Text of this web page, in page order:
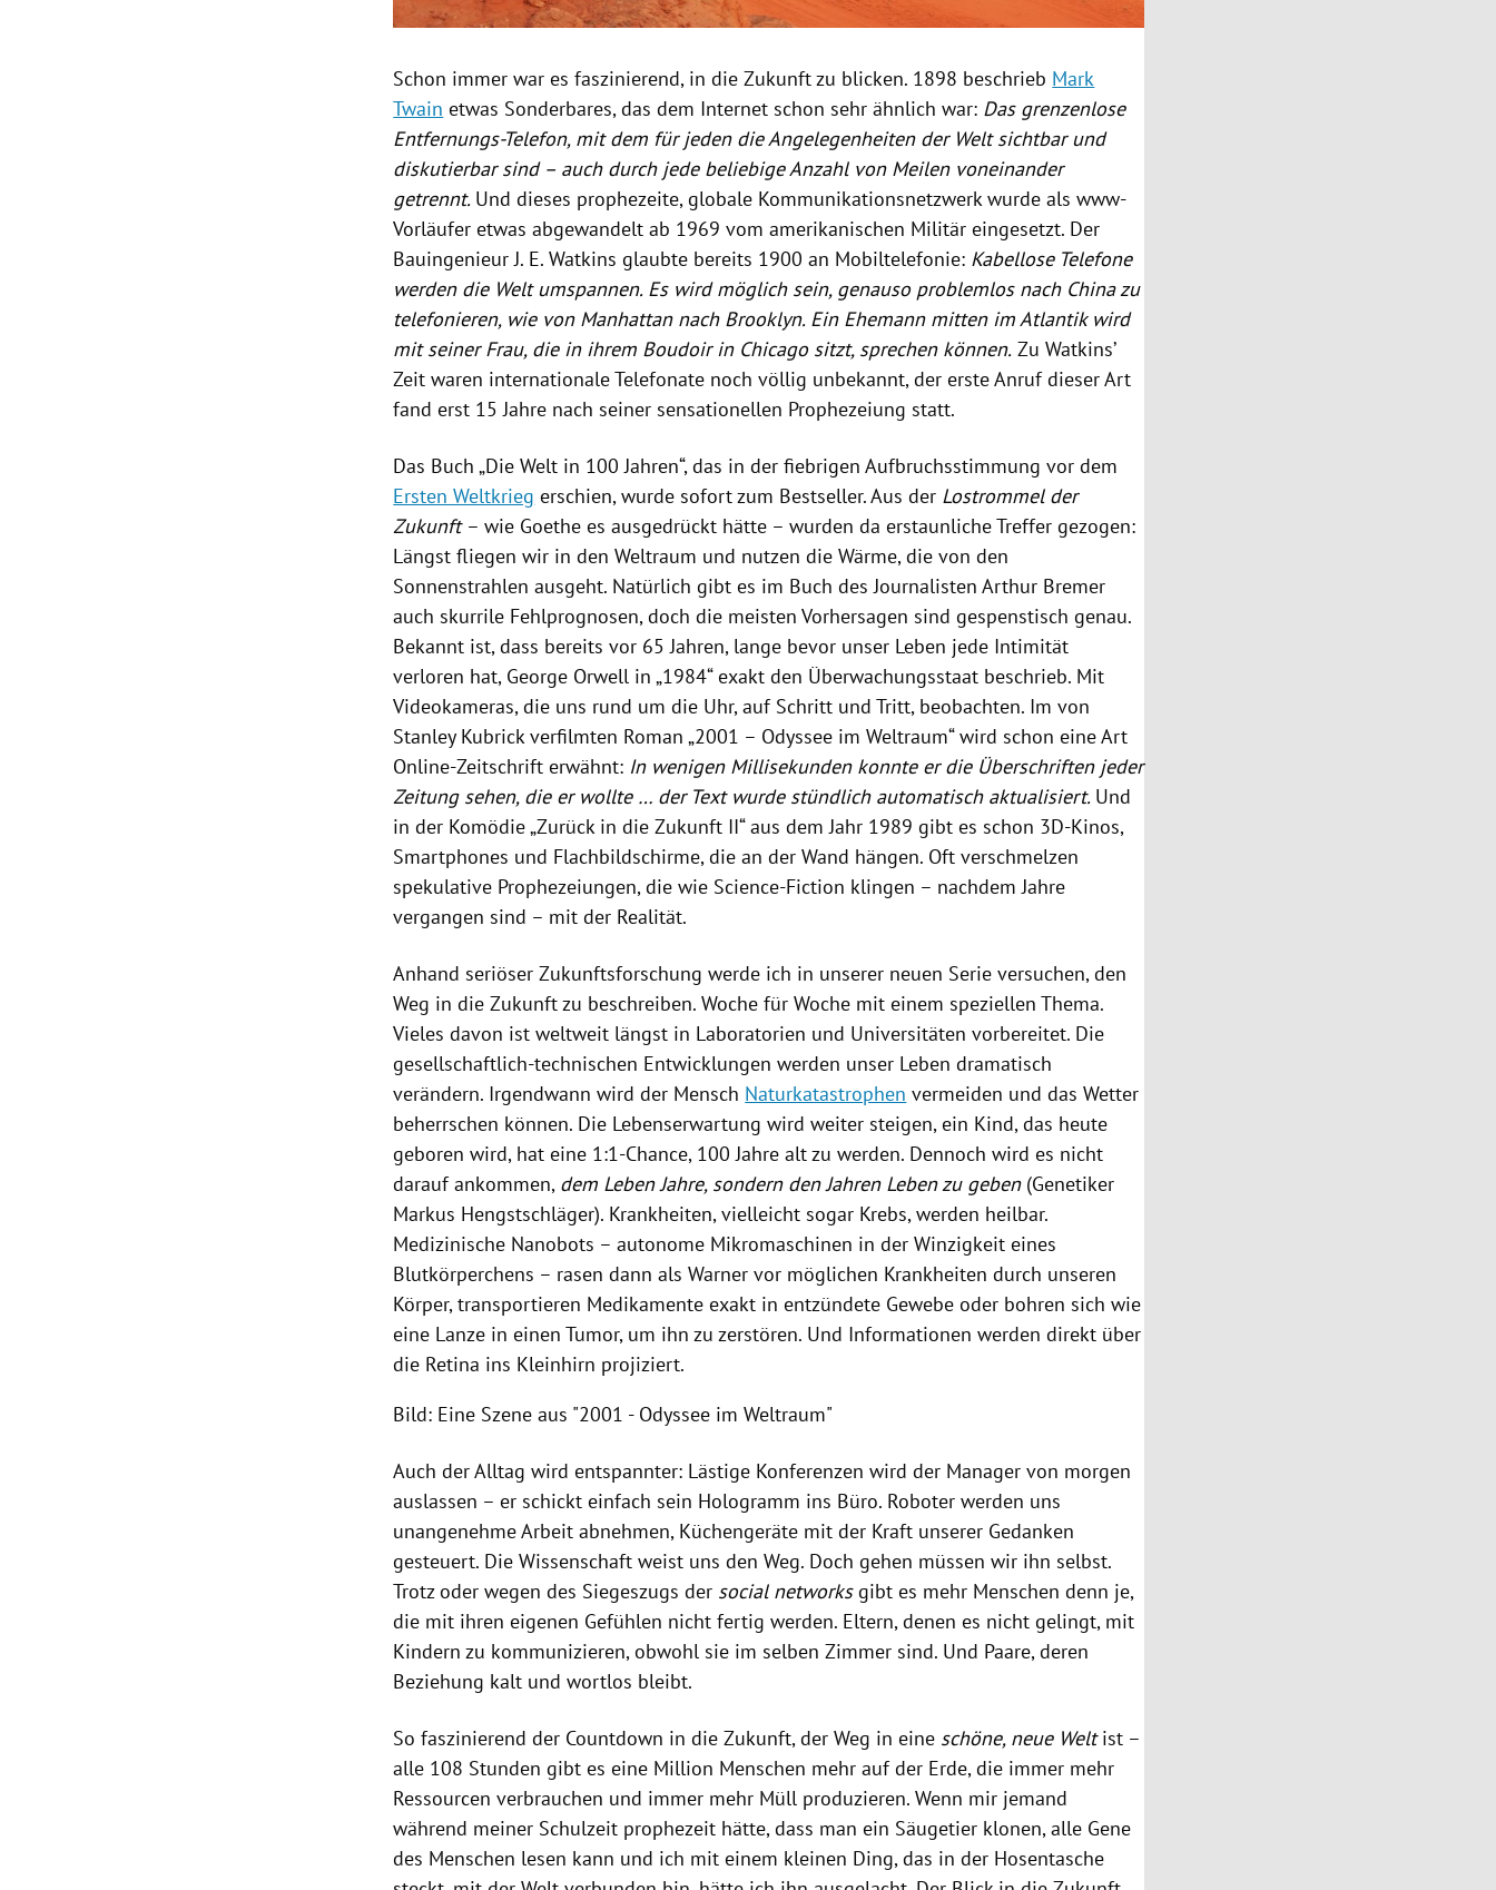
Schon immer war es faszinierend, in die Zukunft zu blicken. 1898 beschrieb Mark
Twain etwas Sonderbares, das dem Internet schon sehr ähnlich war: Das grenzenlose
Entfernungs-Telefon, mit dem für jeden die Angelegenheiten der Welt sichtbar und
diskutierbar sind – auch durch jede beliebige Anzahl von Meilen voneinander
getrennt. Und dieses prophezeite, globale Kommunikationsnetzwerk wurde als www-
Vorläufer etwas abgewandelt ab 1969 vom amerikanischen Militär eingesetzt. Der
BauingenieurJ. E. Watkins glaubte bereits 1900 an Mobiltelefonie: Kabellose Telefone
werden die Welt umspannen. Es wird möglich sein, genauso problemlos nach Chinazu
telefonieren, wie von Manhattan nach Brooklyn. Ein Ehemann mitten imAtlantikwird
mit seiner Frau, die in ihrem Boudoir in Chicagositzt, sprechen können. Zu Watkins’
Zeit waren internationale Telefonate noch völlig unbekannt, der erste Anruf dieser Art
fand erst 15 Jahre nach seiner sensationellen Prophezeiung statt.
Das Buch „Die Welt in 100 Jahren“, das in der fiebrigen Aufbruchsstimmung vor dem
Ersten Weltkrieg erschien, wurde sofort zum Bestseller. Aus der Lostrommel der
Zukunft – wie Goethe es ausgedrückt hätte – wurden da erstaunliche Treffer gezogen:
Längst fliegen wir in den Weltraum und nutzen die Wärme, die von den
Sonnenstrahlen ausgeht. Natürlich gibt es im Buch des JournalistenArthur Bremer
auch skurrile Fehlprognosen, doch die meisten Vorhersagen sind gespenstisch genau.
Bekannt ist, dass bereits vor 65 Jahren, lange bevor unser Leben jede Intimität
verloren hat, George Orwell in „1984“ exakt den Überwachungsstaat beschrieb. Mit
Videokameras, die uns rund um die Uhr, auf Schritt und Tritt, beobachten. Im von
Stanley Kubrickverfilmten Roman „2001 – Odyssee im Weltraum“ wird schon eine Art
Online-Zeitschrift erwähnt: In wenigen Millisekunden konnte er die Überschriften jeder
Zeitung sehen, die er wollte … der Text wurde stündlich automatisch aktualisiert. Und
in der Komödie „Zurück in die Zukunft II“ aus dem Jahr 1989 gibt es schon 3D-Kinos,
Smartphones und Flachbildschirme, die an der Wand hängen. Oft verschmelzen
spekulative Prophezeiungen, die wie Science-Fiction klingen – nachdem Jahre
vergangen sind – mit der Realität.
Anhand seriöser Zukunftsforschung werde ich in unserer neuen Serie versuchen, den
Weg in die Zukunft zu beschreiben. Woche für Woche mit einem speziellen Thema.
Vieles davon ist weltweit längst in Laboratorien und Universitäten vorbereitet. Die
gesellschaftlich-technischen Entwicklungen werden unser Leben dramatisch
verändern. Irgendwann wird der Mensch Naturkatastrophen vermeiden und das Wetter
beherrschen können. Die Lebenserwartung wird weiter steigen, ein Kind, das heute
geboren wird, hat eine 1:1-Chance, 100 Jahre alt zu werden. Dennoch wird es nicht
darauf ankommen, dem Leben Jahre, sondern den Jahren Leben zu geben(Genetiker
Markus Hengstschläger). Krankheiten, vielleicht sogar Krebs, werden heilbar.
Medizinische Nanobots – autonome Mikromaschinen in der Winzigkeit eines
Blutkörperchens – rasen dann als Warner vor möglichen Krankheiten durch unseren
Körper, transportieren Medikamente exakt in entzündete Gewebe oder bohren sich wie
eine Lanze in einen Tumor, um ihn zu zerstören. Und Informationen werden direkt über
die Retina ins Kleinhirn projiziert.
Bild: Eine Szene aus "2001 - Odyssee im Weltraum"
Auch der Alltag wird entspannter: Lästige Konferenzen wird der Manager von morgen
auslassen – er schickt einfach sein Hologramm ins Büro. Roboter werden uns
unangenehme Arbeit abnehmen, Küchengeräte mit der Kraft unserer Gedanken
gesteuert. Die Wissenschaft weist uns den Weg. Doch gehen müssen wir ihn selbst.
Trotz oder wegen des Siegeszugs der social networksgibt es mehr Menschen denn je,
die mit ihren eigenen Gefühlen nicht fertig werden. Eltern, denen es nicht gelingt, mit
Kindern zu kommunizieren, obwohl sie im selben Zimmer sind. Und Paare, deren
Beziehung kalt und wortlos bleibt.
So faszinierend der Countdown in die Zukunft, der Weg in eine schöne, neue Weltist –
alle 108 Stunden gibt es eine Million Menschen mehr auf der Erde, die immer mehr
Ressourcen verbrauchen und immer mehr Müll produzieren. Wenn mir jemand
während meiner Schulzeit prophezeit hätte, dass man ein Säugetier klonen, alle Gene
des Menschen lesen kann und ich mit einem kleinen Ding, das in der Hosentasche